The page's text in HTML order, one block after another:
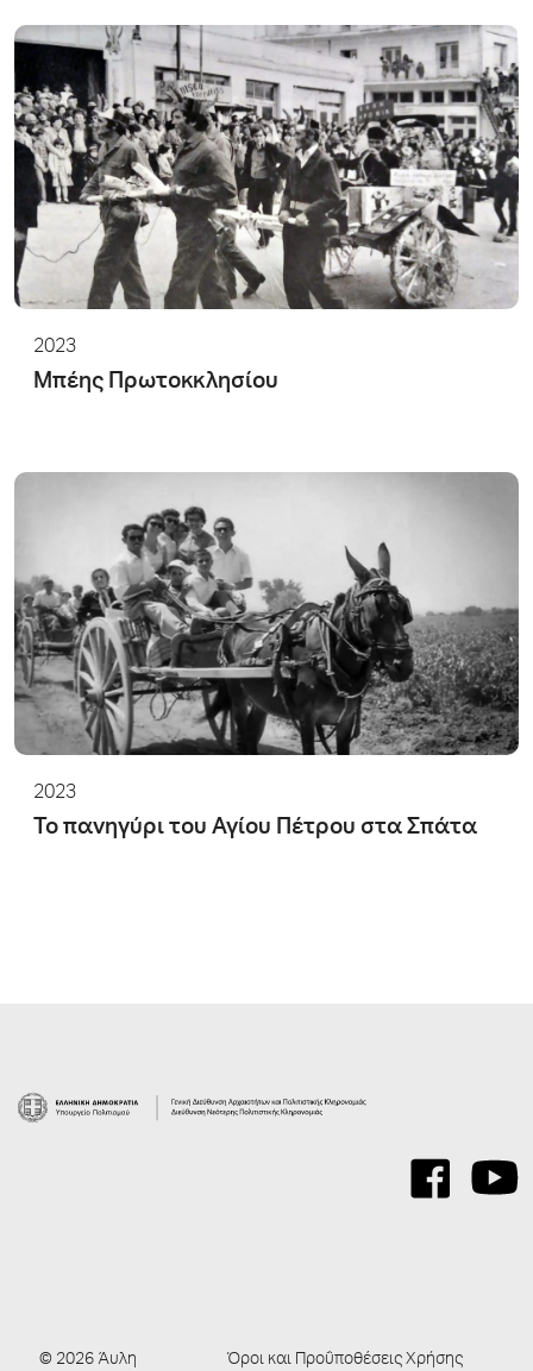
2023
Μπέης Πρωτοκκλησίου
2023
Το πανηγύρι του Αγίου Πέτρου στα Σπάτα
© 2026 Άυλη Όροι και Προΰποθέσεις Χρήσης